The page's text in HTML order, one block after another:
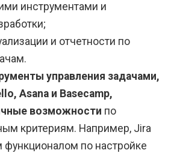
инструментами и
и отчетности по
управления задачами,
Asana и Basecamp,
возможности по
критериям. Например, Jira
по настройке